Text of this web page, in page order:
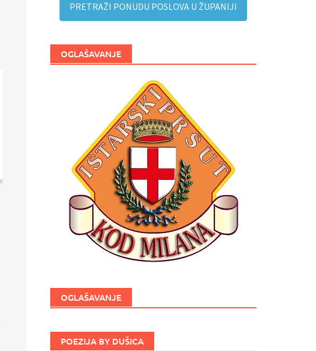
PRETRAŽI PONUDU POSLOVA U ŽUPANIJI
OGLAŠAVANJE
OGLAŠAVANJE
POEZIJA BY DUŠICA